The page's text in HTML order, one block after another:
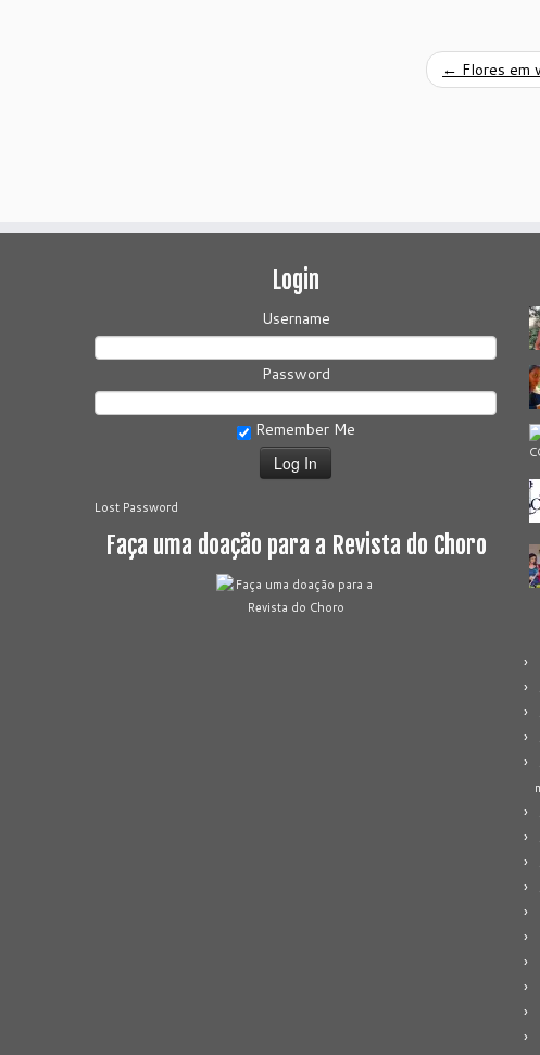
← Flores em
Login
Username
Password
Remember Me
Lost Password
Faça uma doação para a Revista do Choro